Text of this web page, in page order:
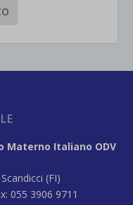
Materno Italiano ODV
(FI)
055 3906 9711